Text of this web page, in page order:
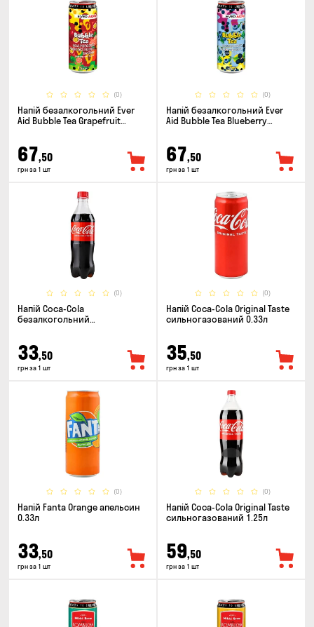
(0)
Напій безалкогольний Ever
Aid Bubble Tea Grapefruit
67,50
грн за 1 шт
(0)
Напій безалкогольний Ever
Aid Bubble Tea Blueberry
67,50
грн за 1 шт
(0)
Напій Coca-Cola
безалкогольний
33,50
грн за 1 шт
(0)
Напій Coca-Cola Original Taste
сильногазований 0.33л
35,50
грн за 1 шт
(0)
Напій Fanta Orange апельсин
0.33л
33,50
грн за 1 шт
(0)
Напій Coca-Cola Original Taste
сильногазований 1.25л
59,50
грн за 1 шт